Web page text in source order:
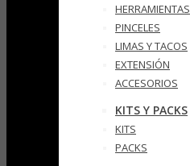
HERRAMIENTAS
PINCELES
LIMAS Y TACOS
EXTENSIÓN
ACCESORIOS
KITS Y PACKS
KITS
PACKS